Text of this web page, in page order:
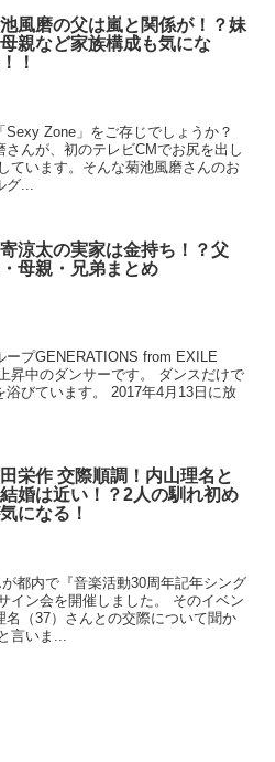
風磨の父は嵐と関係が！？妹
親など家族構成も気にな
！
Zone」をご存じでしょうか？
さんが、初のテレビCMでお尻を出し
ています。そんな菊池風磨さんのお
...
涼太の実家は金持ち！？父
母親・兄弟まとめ
ープGENERATIONS from EXILE
昇中のダンサーです。 ダンスだけで
びています。 2017年4月13日に放
栄作 交際順調！内山理名と
婚は近い！？2人の馴れ初め
になる！
都内で『音楽活動30周年記年シング
イン会を開催しました。 そのイベン
名（37）さんとの交際について聞か
言いま...